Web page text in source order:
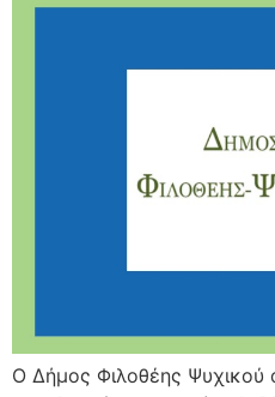
Ο Δήμος Φιλοθέης Ψυχικού